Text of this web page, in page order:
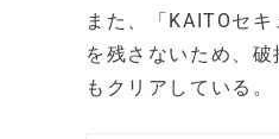
また、「KAITOセ
を残さないため、
もクリアしている。